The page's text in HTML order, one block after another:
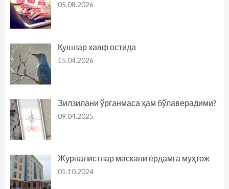
05.08.2026
Қушлар хавф остида
15.04.2026
Зилзилани ўрганмаса ҳам бўлаверадими?
09.04.2025
Журналистлар маскани ёрдамга муҳтож
01.10.2024